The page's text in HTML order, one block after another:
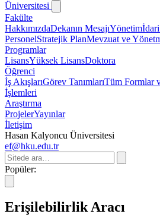
Üniversitesi
Fakülte
HakkımızdaDekanın MesajıYönetim
PersonelStratejik PlanMevzuat ve
Programlar
LisansYüksek LisansDoktora
Öğrenci
İş AkışlarıGörev TanımlarıTüm Formlar
İşlemleri
Araştırma
ProjelerYayınlar
İletişim
Hasan Kalyoncu Üniversitesi
ef@hku.edu.tr
Popüler:
Erişilebilirlik Aracı